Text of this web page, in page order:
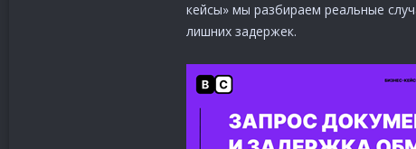
кейсы» мы разбираем реальные
лишних задержек.